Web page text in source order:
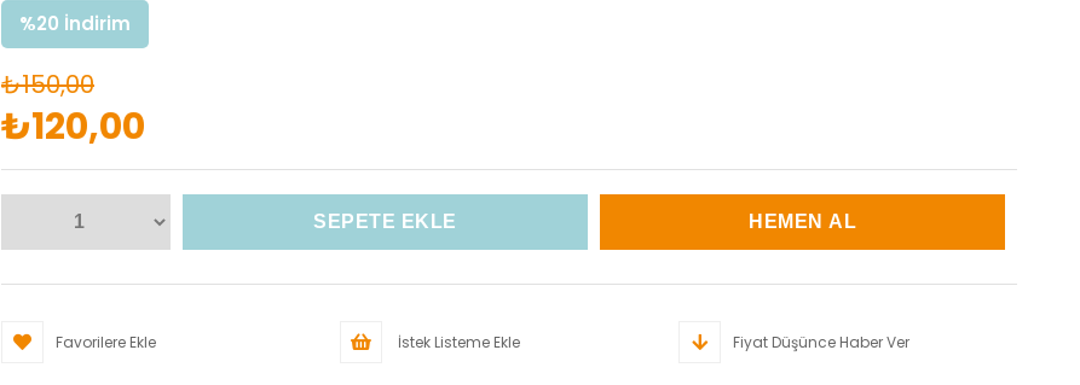
%20 İndirim
₺150,00
₺120,00
Favorilere Ekle İstek Listeme Ekle Fiyat Düşünce Haber Ver